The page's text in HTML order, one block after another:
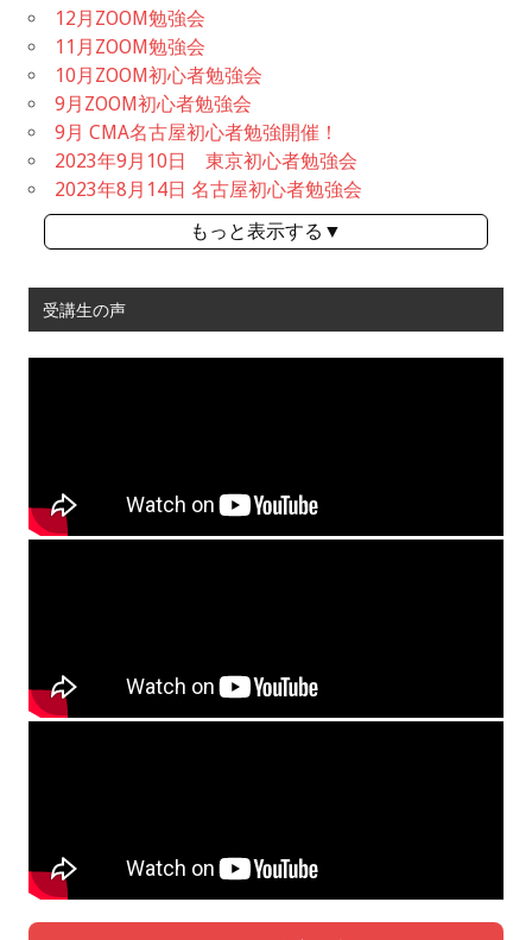
12月ZOOM勉強会
11月ZOOM勉強会
10月ZOOM初心者勉強会
9月ZOOM初心者勉強会
9月 CMA名古屋初心者勉強開催！
2023年9月10日 東京初心者勉強会
2023年8月14日 名古屋初心者勉強会
もっと表示する▼
受講生の声